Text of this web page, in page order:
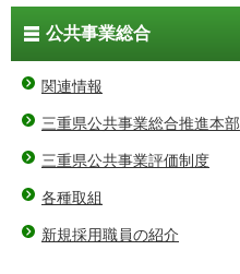
公共事業総合
関連情報
三重県公共事業総合推進本部
三重県公共事業評価制度
各種取組
新規採用職員の紹介